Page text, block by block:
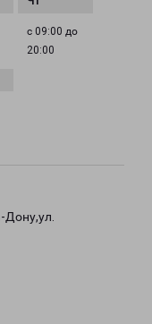
с 09:00 до
20:00
Дону,ул.